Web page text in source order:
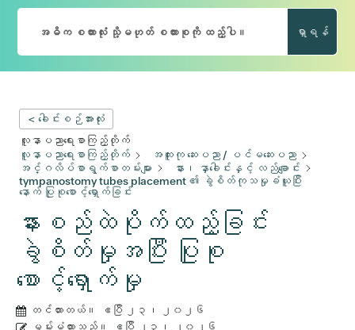
ရှာရန်
< ခေါင်းစဉ်အားလုံး
လူနာပညာရေးစာကြည့်တိုက်
လူနာပညာရေးစာကြည့်တိုက်
အထူးကု ဆေးပညာ / ပင်မဆေးပညာ
အင်္ဂလိပ်စာရွက်စာတမ်းများ
နား၊ နှာခေါင်းနှင့် လည်ချောင်း
tympanostomy tubes placement ၏ ခွဲစိတ်ကုသမှုခံယူပြီး
နောက် ပြုစုစောင့်ရှောက်ခြင်း
နားစည်ထဲပိုက်ထည့်ခြင်း
ခွဲစိတ်မှုအပြီး ပြုစု
စောင့်ရှောက်မှု
တင်ထားတယ်။
ဧပြီ ၂၃၊ ၂၀၂၆
မွမ်းမံထားသည်။
ဧပြီ ၂၃၊ ၂၀၂၆